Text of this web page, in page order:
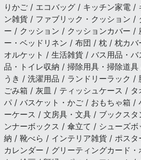
りかご / エコバッグ / キッチン家電 /
ン雑貨 / ファブリック・クッション /
ー / クッション / クッションカバー /
ー・ベッドリネン / 布団 / 枕 / 枕カバ
オルケット / 生活雑貨 / バス用品・
品・トイレ収納 / 掃除用具・掃除道
うき / 洗濯用品 / ランドリーラック /
ごみ箱 / 灰皿 / ティッシュケース /
パ / バスケット・かご / おもちゃ箱 /
ーケース / 文房具・文具 / ブックス
ンナーボックス / 傘立て / シューズ
納 / 靴べら / インテリア雑貨 / ポス
カレンダー / グリーティングカード